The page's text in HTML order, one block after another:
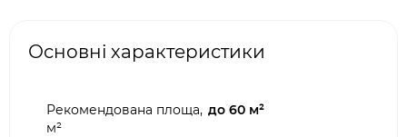
Основні характеристики
Рекомендована площа,
м²
до 60 м²